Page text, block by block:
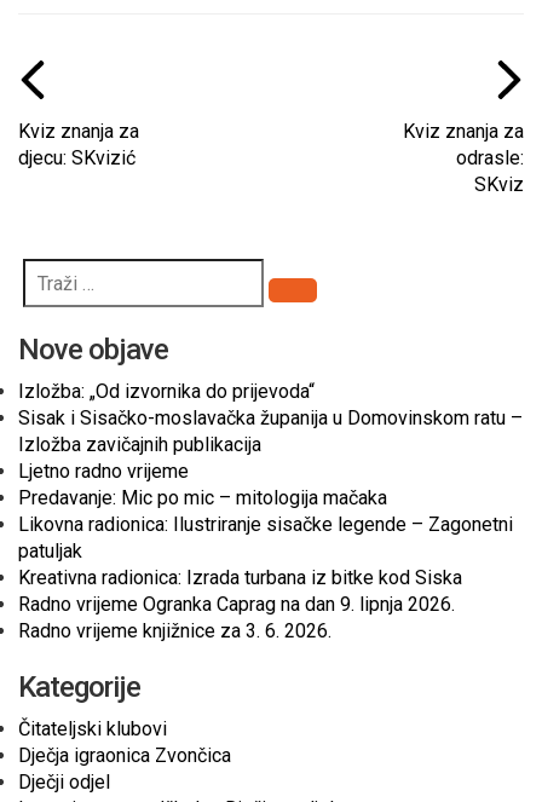
Kviz znanja za
djecu: SKvizić
Kviz znanja za
odrasle:
SKviz
Pretraži
Nove objave
Izložba: „Od izvornika do prijevoda“
Sisak i Sisačko-moslavačka županija u Domovinskom ratu –
Izložba zavičajnih publikacija
Ljetno radno vrijeme
Predavanje: Mic po mic – mitologija mačaka
Likovna radionica: Ilustriranje sisačke legende – Zagonetni
patuljak
Kreativna radionica: Izrada turbana iz bitke kod Siska
Radno vrijeme Ogranka Caprag na dan 9. lipnja 2026.
Radno vrijeme knjižnice za 3. 6. 2026.
Kategorije
Čitateljski klubovi
Dječja igraonica Zvončica
Dječji odjel